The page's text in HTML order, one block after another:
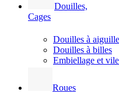
Douilles,
Cages
Douilles à
Douilles à billes
Embiellage et
Roues